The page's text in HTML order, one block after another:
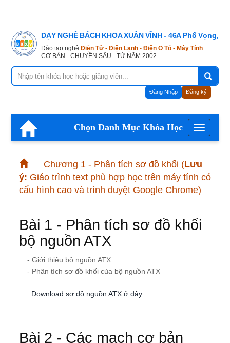
DẠY NGHỀ BÁCH KHOA XUÂN VĨNH - 46A Phố Vọng,
Đào tạo nghề Điện Tử - Điện Lạnh - Điện Ô Tô - Máy Tính
CƠ BẢN - CHUYÊN SÂU - TỪ NĂM 2002
Đăng Nhập Đăng ký
Menu
Chọn Danh Mục Khóa Học
Chương 1 - Phân tích sơ đồ khối (Lưu
ý: Giáo trình text phù hợp học trên máy tính có
cấu hình cao và trình duyệt Google Chrome)
Bài 1 - Phân tích sơ đồ khối
bộ nguồn ATX
- Giới thiệu bộ nguồn ATX
- Phân tích sơ đồ khối của bộ nguồn ATX
Download sơ đồ nguồn ATX ở đây
Bài 2 - Các mạch cơ bản